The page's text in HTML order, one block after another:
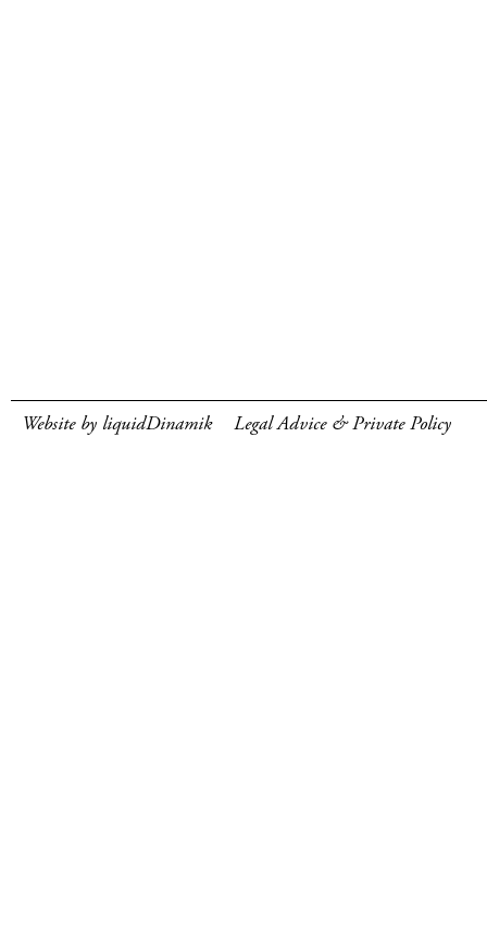
Website by liquidDinamik Legal Advice & Private Policy